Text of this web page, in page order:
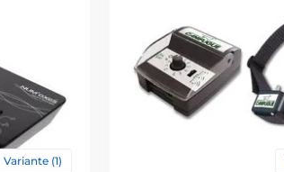
Variante (1)